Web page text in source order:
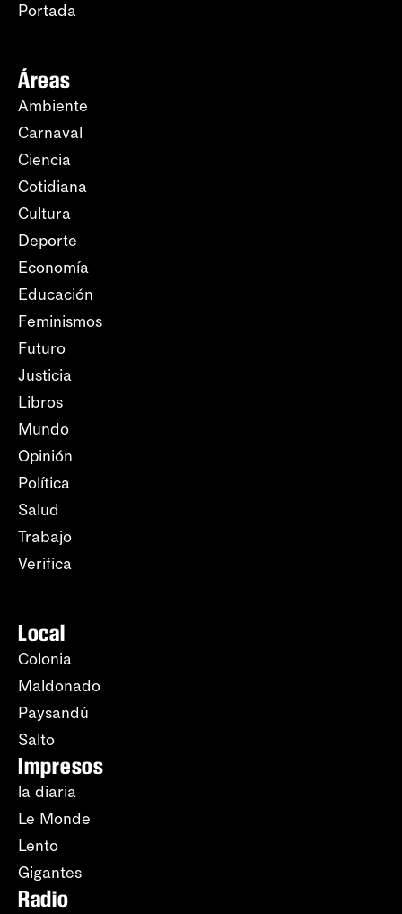
Portada
Áreas
Ambiente
Carnaval
Ciencia
Cotidiana
Cultura
Deporte
Economía
Educación
Feminismos
Futuro
Justicia
Libros
Mundo
Opinión
Política
Salud
Trabajo
Verifica
Local
Colonia
Maldonado
Paysandú
Salto
Impresos
la diaria
Le Monde
Lento
Gigantes
Radio